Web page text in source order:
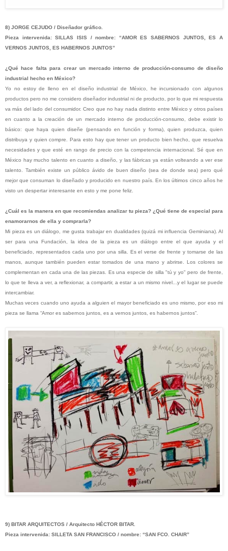
8) JORGE CEJUDO / Diseñador gráfico.
Pieza intervenida: SILLAS ISIS / nombre: “AMOR ES SABERNOS JUNTOS, ES A
VERNOS JUNTOS, ES HABERNOS JUNTOS”
¿Qué hace falta para crear un mercado interno de producción-consumo de diseño
industrial hecho en México?
Yo no estoy de lleno en el diseño industrial de México, he incursionado con algunos
productos pero no me considero diseñador industrial ni de producto, por lo que mi respuesta
va más del lado del consumidor. Creo que no hay nada distinto entre México y otros países
en cuanto a la creación de un mercado interno de producción-consumo, debe existir lo
básico: que haya quien diseñe (pensando en función y forma), quien produzca, quien
distribuya y quien compre. Para esto hay que tener un producto bien hecho, que resuelva
necesidades y que esté en rango de precio con la competencia internacional. Sé que en
México hay mucho talento en cuanto a diseño, y las fábricas ya están volteando a ver ese
talento. También existe un público ávido de buen diseño (sea de donde sea) pero qué
mejor que consuman lo diseñado y producido en nuestro país. En los últimos cinco años he
visto un despertar interesante en esto y me pone feliz.
¿Cuál es la manera en que recomiendas analizar tu pieza? ¿Qué tiene de especial para
enamorarnos de ella y comprarla?
Mi pieza es un diálogo, me gusta trabajar en dualidades (quizá mi influencia Geminiana). Al
ser para una Fundación, la idea de la pieza es un diálogo entre el que ayuda y el
beneficiado, representados cada uno por una silla. Es el verse de frente y tomarse de las
manos, aunque también pueden estar tomados de una mano y abrirse. Los colores se
complementan en cada una de las piezas. Es una especie de silla "tú y yo" pero de frente,
lo que te lleva a ver, a reflexionar, a compartir, a estar a un mismo nivel...y el lugar se puede
intercambiar.
Muchas veces cuando uno ayuda a alguien el mayor beneficiado es uno mismo, por eso mi
pieza se llama “Amor es sabernos juntos, es a vernos juntos, es habernos juntos”.
9) BITAR ARQUITECTOS / Arquitecto HÉCTOR BITAR.
Pieza intervenida: SILLETA SAN FRANCISCO / nombre: “SAN FCO. CHAIR”